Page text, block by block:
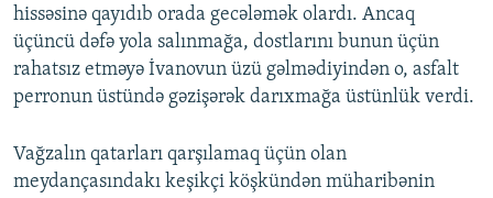
hissəsinə qayıdıb orada gecələmək olardı. Ancaq
üçüncü dəfə yola salınmağa, dostlarını bunun üçün
rahatsız etməyə İvanovun üzü gəlmədiyindən o, asfalt
perronun üstündə gəzişərək darıxmağa üstünlük verdi.
Vağzalın qatarları qarşılamaq üçün olan
meydançasındakı keşikçi köşkündən müharibənin